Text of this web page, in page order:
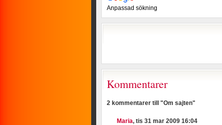
Anpassad sökning
Kommentarer
2 kommentarer till "Om sajten"
Maria, tis 31 mar 2009 16:04